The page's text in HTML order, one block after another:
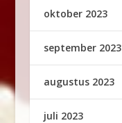
oktober 2023
september 2023
augustus 2023
juli 2023